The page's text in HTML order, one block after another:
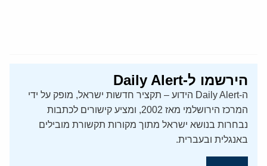
הירשמו ל-Daily Alert
ה-Daily Alert הידוע – תקציר חדשות ישראל, מופק על ידי
המרכז הירושלמי מאז 2002, ומציע קישורים לכתבות
נבחרות בנושא ישראל מתוך מקורות תקשורת מובילים
באנגלית ובעברית.